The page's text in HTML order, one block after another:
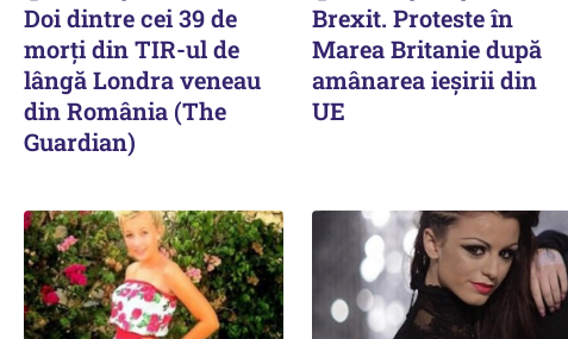
Doi dintre cei 39 de
morți din TIR-ul de
lângă Londra veneau
din România (The
Guardian)
Brexit. Proteste în
Marea Britanie după
amânarea ieșirii din
UE